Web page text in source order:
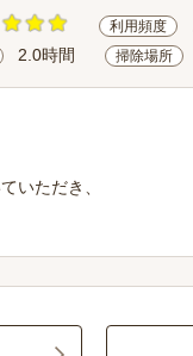
利用頻度
2.0時間 掃除場所
いただき、